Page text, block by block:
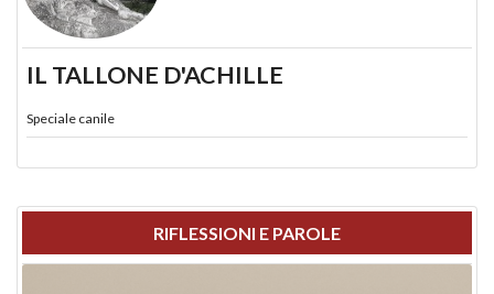
IL TALLONE D'ACHILLE
Speciale canile
RIFLESSIONI E PAROLE